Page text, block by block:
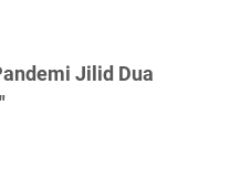
Jilid Dua